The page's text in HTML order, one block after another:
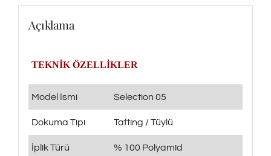
Açıklama
TEKNİK ÖZELLİKLER
Model İsmi Selection 05
Dokuma Tipi Tafting / Tüylü
İplik Türü % 100 Polyamid